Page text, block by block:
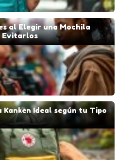
al Elegir una Mochila
Evitarlos
Ideal según tu Tipo